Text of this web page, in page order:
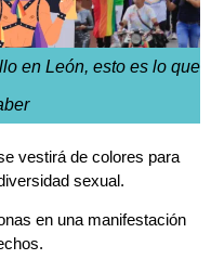
en León, esto es lo que
vestirá de colores para
sexual.
en una manifestación